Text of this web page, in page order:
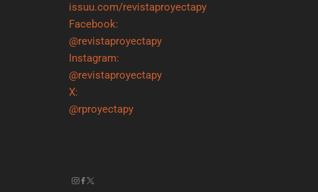
issuu.com/revistaproyectapy
Facebook:
@revistaproyectapy
Instagram:
@revistaproyectapy
X:
@rproyectapy